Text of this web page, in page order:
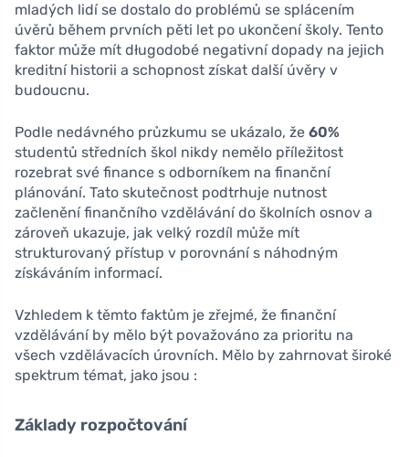
mladých lidí se dostalo do problémů se splácením
úvěrů během prvních pěti let po ukončení školy. Tento
faktor může mít długodobé negativní dopady na jejich
kreditní historii a schopnost získat další úvěry v
budoucnu.
Podle nedávného průzkumu se ukázalo, že 60%
studentů středních škol nikdy nemělo příležitost
rozebrat své finance s odborníkem na finanční
plánování. Tato skutečnost podtrhuje nutnost
začlenění finančního vzdělávání do školních osnov a
zároveň ukazuje, jak velký rozdíl může mít
strukturovaný přístup v porovnání s náhodným
získáváním informací.
Vzhledem k těmto faktům je zřejmé, že finanční
vzdělávání by mělo být považováno za prioritu na
všech vzdělávacích úrovních. Mělo by zahrnovat široké
spektrum témat, jako jsou :
Základy rozpočtování